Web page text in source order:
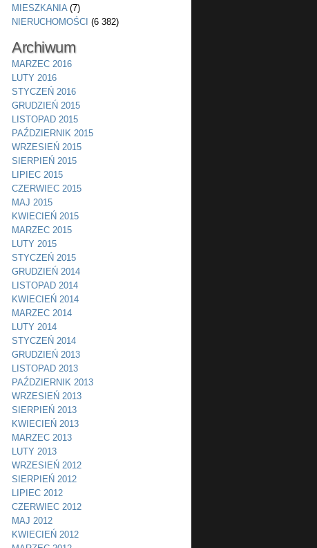
MIESZKANIA(7)
NIERUCHOMOŚCI (6 382)
Archiwum
MARZEC 2016
LUTY 2016
STYCZEŃ 2016
GRUDZIEŃ 2015
LISTOPAD 2015
PAŹDZIERNIK 2015
WRZESIEŃ 2015
SIERPIEŃ 2015
LIPIEC 2015
CZERWIEC 2015
MAJ 2015
KWIECIEŃ 2015
MARZEC 2015
LUTY 2015
STYCZEŃ 2015
GRUDZIEŃ 2014
LISTOPAD 2014
KWIECIEŃ 2014
MARZEC 2014
LUTY 2014
STYCZEŃ 2014
GRUDZIEŃ 2013
LISTOPAD 2013
PAŹDZIERNIK 2013
WRZESIEŃ 2013
SIERPIEŃ 2013
KWIECIEŃ 2013
MARZEC 2013
LUTY 2013
WRZESIEŃ 2012
SIERPIEŃ 2012
LIPIEC 2012
CZERWIEC 2012
MAJ 2012
KWIECIEŃ 2012